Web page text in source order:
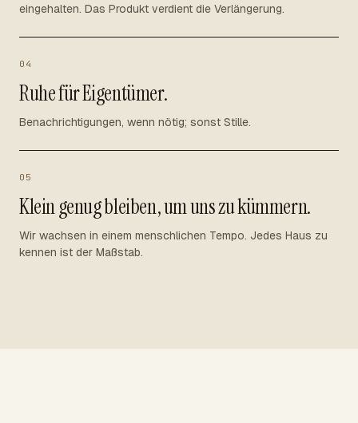
eingehalten. Das Produkt verdient die Verlängerung.
04
Ruhe für Eigentümer.
Benachrichtigungen, wenn nötig; sonst Stille.
05
Klein genug bleiben, um uns zu kümmern.
Wir wachsen in einem menschlichen Tempo. Jedes Haus zu
kennen ist der Maßstab.